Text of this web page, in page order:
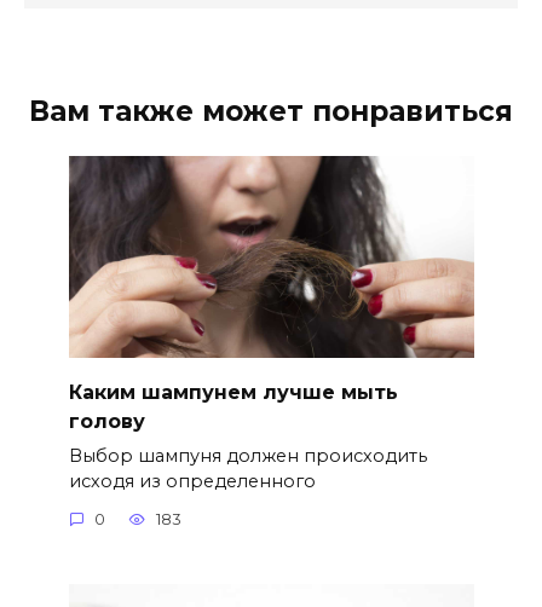
Вам также может понравиться
Каким шампунем лучше мыть
голову
Выбор шампуня должен происходить
исходя из определенного
0 183